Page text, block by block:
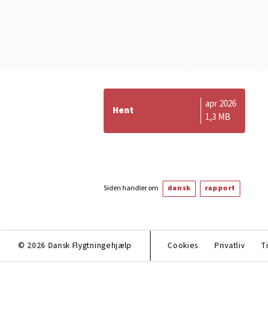
Hent
apr 2026
1,3 MB
Siden handler om dansk rapport
© 2026 Dansk Flygtningehjælp Cookies Privatliv